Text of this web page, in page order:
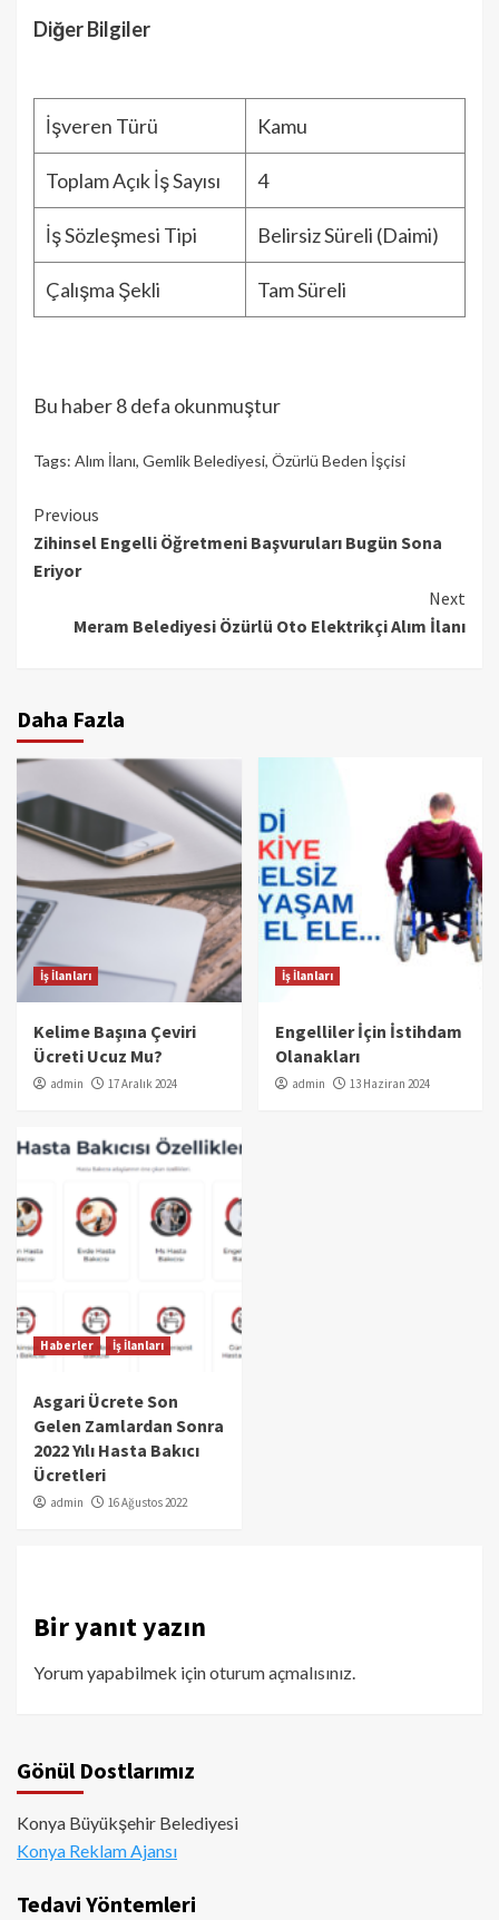
Diğer Bilgiler
İşveren Türü Kamu
Toplam Açık İş Sayısı 4
İş Sözleşmesi Tipi Belirsiz Süreli (Daimi)
Çalışma Şekli Tam Süreli
Bu haber 8 defa okunmuştur
Tags: Alım İlanı, Gemlik Belediyesi, Özürlü Beden İşçisi
Continue
Reading
Previous
Zihinsel Engelli Öğretmeni Başvuruları Bugün Sona
Eriyor
Next
Meram Belediyesi Özürlü Oto Elektrikçi Alım İlanı
Daha Fazla
İş İlanları
Kelime Başına Çeviri
Ücreti Ucuz Mu?
admin 17 Aralık 2024
İş İlanları
Engelliler İçin İstihdam
Olanakları
admin 13 Haziran 2024
Haberler İş İlanları
Asgari Ücrete Son
Gelen Zamlardan Sonra
2022 Yılı Hasta Bakıcı
Ücretleri
admin 16 Ağustos 2022
Bir yanıt yazın
Yorum yapabilmek içinoturum açmalısınız.
Gönül Dostlarımız
Konya Büyükşehir Belediyesi
Konya Reklam Ajansı
Tedavi Yöntemleri